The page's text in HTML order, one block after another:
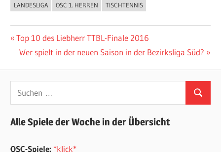
ALLGEMEIN
LANDESLIGA OSC 1. HERREN TISCHTENNIS
Beitragsnavigation
Vorheriger
Beitrag:
Top 10 des Liebherr TTBL-Finale 2016
Nächster
Wer spielt in der neuen Saison in der Bezirksliga Süd?
Suchen
nach:
Suchen
Alle Spiele der Woche in der Übersicht
OSC-Spiele: *klick*